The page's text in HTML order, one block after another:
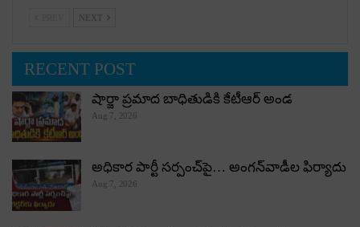
NEXT
RECENT POST
షార్జా ప్రమాద బాధితుడికి కేటీఆర్ అండ
Aug 7, 2026
అధికార పార్టీ స‌ర్పంచ్‌పై… అంగ‌న్‌వాడీల ఫిర్యాదు
Aug 7, 2026